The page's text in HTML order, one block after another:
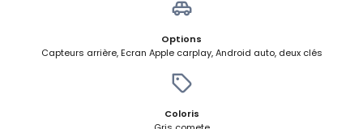
Options
Capteurs arrière, Ecran Apple carplay, Android auto, deux clés
Coloris